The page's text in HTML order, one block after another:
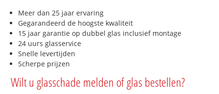
Meer dan 25 jaar ervaring
Gegarandeerd de hoogste kwaliteit
15 jaar garantie op dubbel glas inclusief montage
24 uurs glasservice
Snelle levertijden
Scherpe prijzen
Wilt u glasschade melden of glas bestellen?